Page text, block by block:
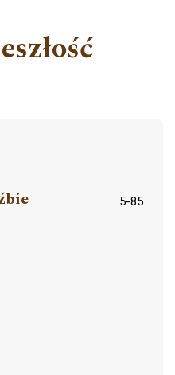
5-85